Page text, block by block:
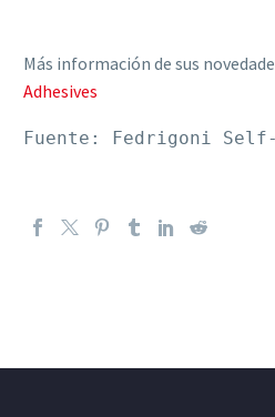
Más información de sus
Adhesives
Fuente: Fedrigoni Self-